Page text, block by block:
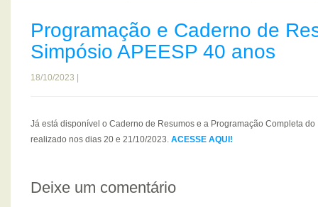
Programação e Caderno de
Simpósio APEESP 40 anos
18/10/2023 |
Já está disponível o Caderno de Resumos e a Programação Completa
realizado nos dias 20 e 21/10/2023. ACESSE AQUI!
Deixe um comentário